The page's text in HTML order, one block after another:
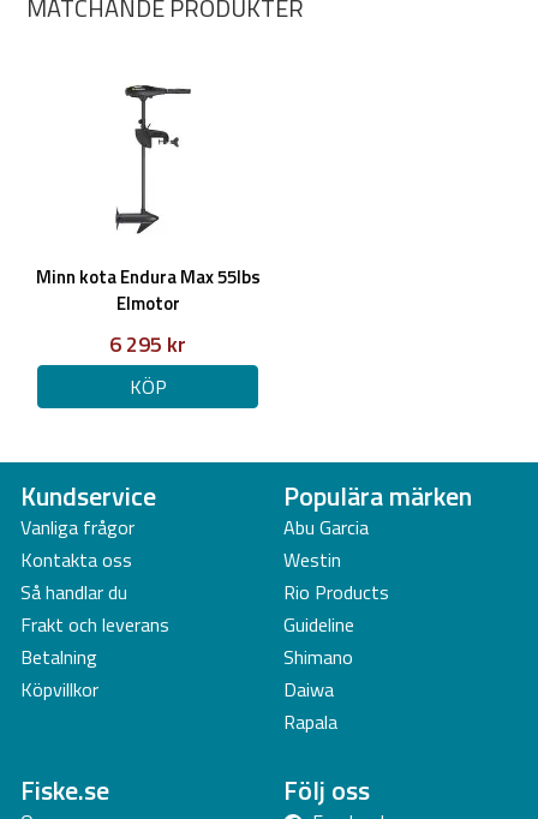
MATCHANDE PRODUKTER
Minn kota Endura Max 55lbs
Elmotor
6 295 kr
KÖP
Kundservice
Vanliga frågor
Kontakta oss
Så handlar du
Frakt och leverans
Betalning
Köpvillkor
Populära märken
Abu Garcia
Westin
Rio Products
Guideline
Shimano
Daiwa
Rapala
Fiske.se Följ oss